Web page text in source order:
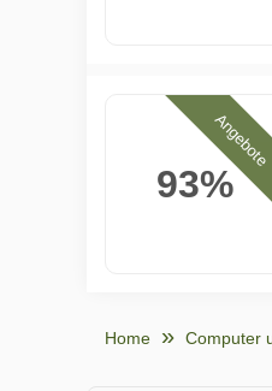
93%
Angebote
Home Computer